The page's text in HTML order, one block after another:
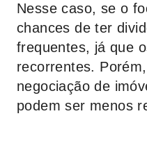
Nesse caso, se o
chances de ter
frequentes, já que
recorrentes.
negociação de
podem ser menos